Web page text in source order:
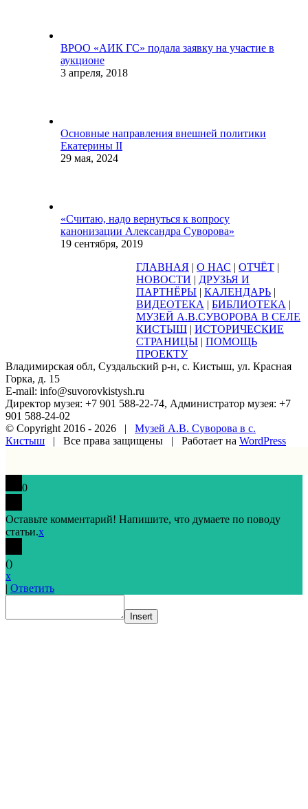
ВРОО «АИК ГС» подала заявку на участие в
аукционе
3 апреля, 2018
Основные направления внешней политики
Екатерины II
29 мая, 2024
«Считаю, надо вернуться к вопросу
канонизации Александра Суворова»
19 сентября, 2019
ГЛАВНАЯ | О НАС | ОТЧЁТ |
НОВОСТИ | ДРУЗЬЯ И
ПАРТНЁРЫ | КАЛЕНДАРЬ |
ВИДЕОТЕКА | БИБЛИОТЕКА |
МУЗЕЙ А.В.СУВОРОВА В СЕЛЕ
КИСТЫШ | ИСТОРИЧЕСКИЕ
СТРАНИЦЫ | ПОМОЩЬ
ПРОЕКТУ
Владимирская обл, Суздальский р-н, с. Кистыш, ул. Красная
Горка, д. 15
E-mail: info@suvorovkistysh.ru
Директор музея: +7 901 588-22-74, Администратор музея: +7
901 588-24-02
© Copyright 2016 - 2026 | Музей А.В. Суворова в с.
Кистыш | Все права защищены | Работает на WordPress
0
Оставьте комментарий! Напишите, что думаете по поводу
статьи.x
()
x
| Ответить
Insert